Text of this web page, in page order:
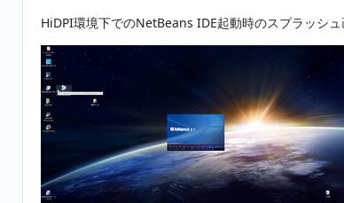
HiDPI環境下でのNetBeans IDE起動時のスプラッシュ